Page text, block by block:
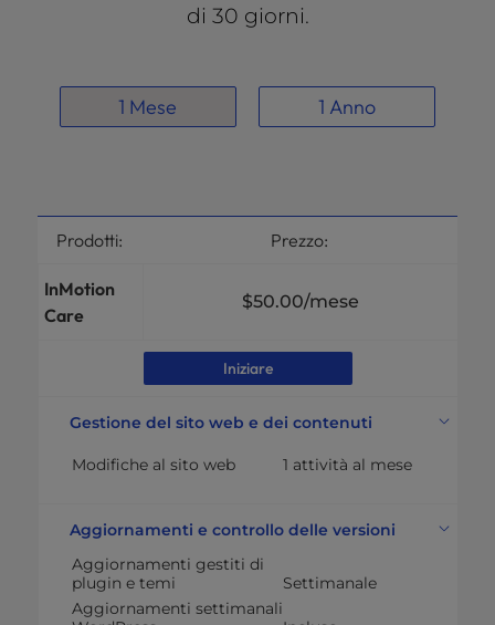
di 30 giorni.
1 Mese 1 Anno
Prodotti: Prezzo:
InMotion
Care
$50.00/mese
Iniziare
Gestione del sito web e dei contenuti
Modifiche al sito web 1 attività al mese
Aggiornamenti e controllo delle versioni
Aggiornamenti gestiti di
plugin e temi
Settimanale
Aggiornamenti settimanali